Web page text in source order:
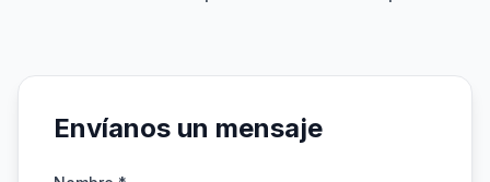
Envíanos un mensaje